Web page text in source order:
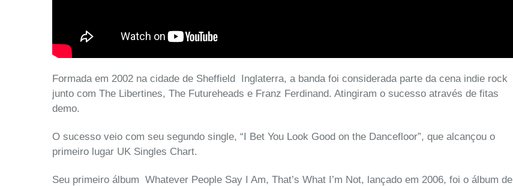
Formada em 2002 na cidade de Sheffield Inglaterra, a banda foi considerada parte da cena indie rock
junto com The Libertines, The Futureheads e Franz Ferdinand. Atingiram o sucesso através de fitas
demo.
O sucesso veio com seu segundo single, “I Bet You Look Good on the Dancefloor”, que alcançou o
primeiro lugar UK Singles Chart.
Seu primeiro álbum Whatever People Say I Am, That’s What I’m Not, lançado em 2006, foi o álbum de